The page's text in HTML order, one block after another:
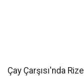
Çay Çarşısı'nda